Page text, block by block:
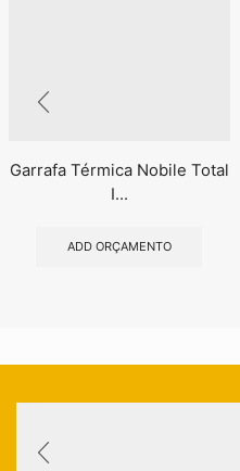
Garrafa Térmica Nobile Total
I...
ADD ORÇAMENTO